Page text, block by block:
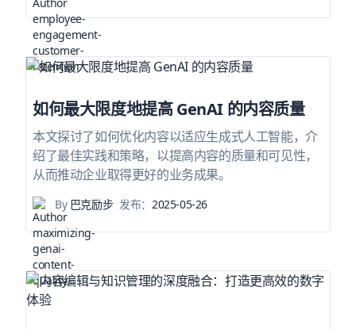
如何最大限度地提高 GenAI 的内容质量
本文探讨了如何优化内容以适应生成式人工智能，介
绍了最佳实践和策略，以提高内容的质量和可见性，
从而推动企业取得更好的业务成果。
By巴克励步 发布：2025-05-26